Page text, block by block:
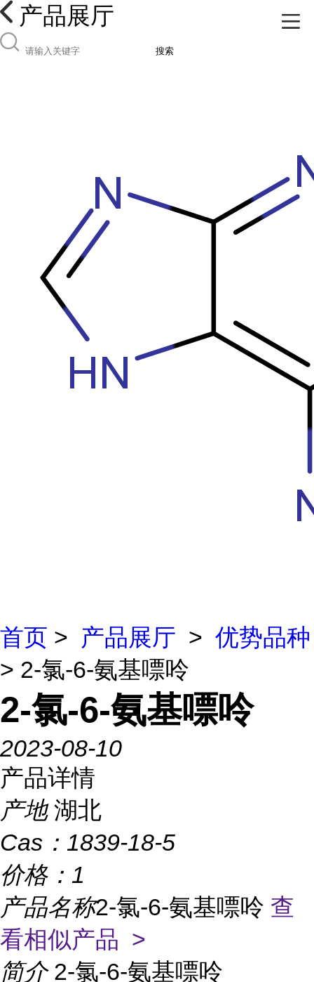
产品展厅
搜索
首页 > 产品展厅 > 优势品种
> 2-氯-6-氨基嘌呤
2-氯-6-氨基嘌呤
2023-08-10
产品详情
产地 湖北
Cas： 1839-18-5
价格： 1
产品名称2-氯-6-氨基嘌呤 查
看相似产品 >
简介 2-氯-6-氨基嘌呤